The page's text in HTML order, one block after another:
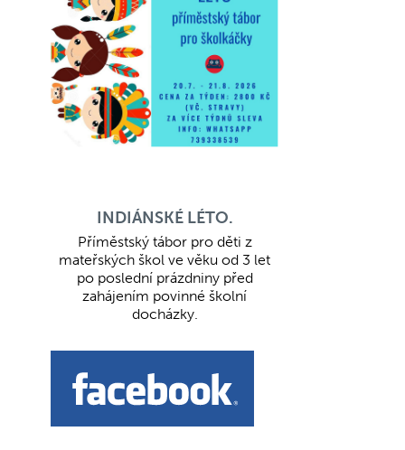
INDIÁNSKÉ LÉTO.
Příměstský tábor pro děti z
mateřských škol ve věku od 3 let
po poslední prázdniny před
zahájením povinné školní
docházky.